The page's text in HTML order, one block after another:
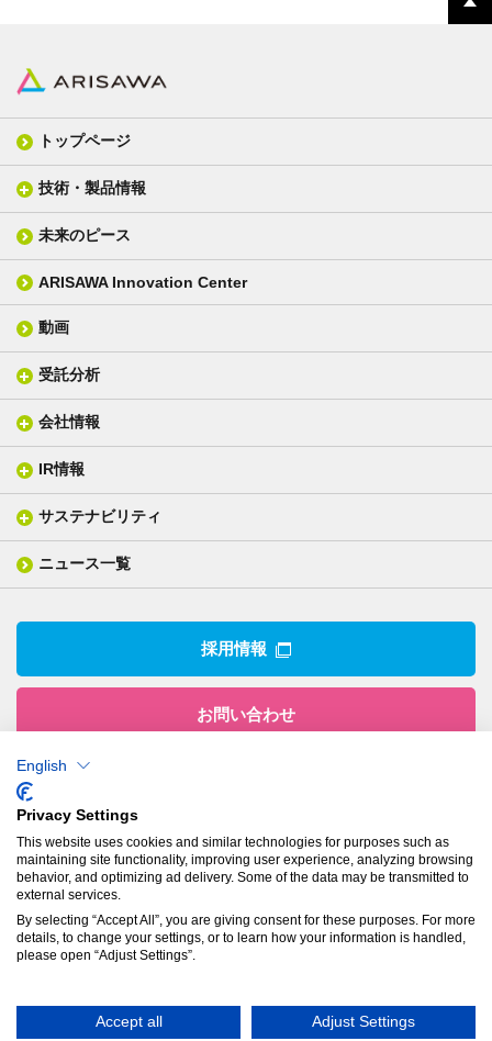
トップページ
技術・製品情報
FPC材料
カバーレイフィルム
銅張り積層板
層間接着シート
3D材料
電気絶縁・産業構造材料
織物製品
一般塗工製品
産業用構造材料
塗る
技術用語集
技術・製品情報トップ
未来のピース
ARISAWA Innovation Center
動画
受託分析
分析メニュー(事例)
分析ニュース
会社情報
会社概要
事業所
関係企業
IR情報
IR情報トップ
IRニュース
サステナビリティ
サステナビリティ・マネジメント
社会との関わり
ニュース一覧
採用情報
お問い合わせ
株式会社有沢製作所
本社
〒943-8610
新潟県上越市南本町1丁目5番5号
TEL：025-524-5121／FAX：025-524-1117
プライバシーポリシー
English
Privacy Settings
This website uses cookies and similar technologies for purposes such as
maintaining site functionality, improving user experience, analyzing browsing
behavior, and optimizing ad delivery. Some of the data may be transmitted to
external services.
By selecting “Accept All”, you are giving consent for these purposes. For more
details, to change your settings, or to learn how your information is handled,
please open “Adjust Settings”.
Accept all Adjust Settings